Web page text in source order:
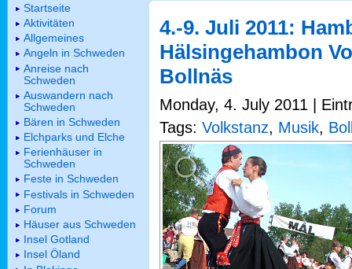
4.-9. Juli 2011:
Hälsingehambon
Bollnäs
Monday, 4. July 2011 |
Tags: Volkstanz, Musik,
Startseite
Aktivitäten
Allgemeines
Angeln in Schweden
Anreise nach
Schweden
Auswandern nach
Schweden
Bären in Schweden
Elchparks und Elche
Ferienhäuser in
Schweden
Feste in Schweden
Festivals in Schweden
Forum
Häuser aus Schweden
Insel Gotland
Insel Öland